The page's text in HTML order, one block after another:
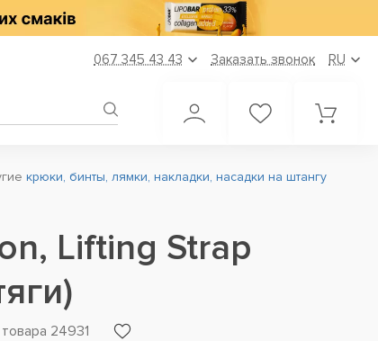
067 345 43 43 Заказать звонок RU
крюки, бинты, лямки, накладки, насадки на штангу
Lifting Strap
24931